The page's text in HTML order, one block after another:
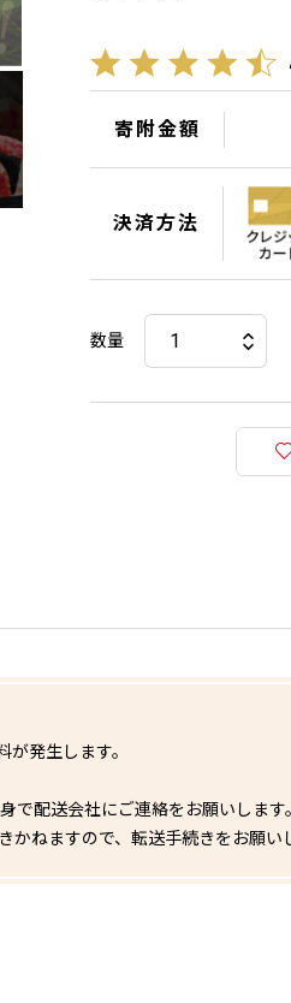
寄附金額
決済方法
数量
発生します。
で配送会社にご連絡をお願いします
かねますので、転送手続きをお願い